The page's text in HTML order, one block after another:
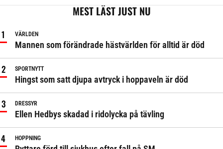
MEST LÄST JUST NU
VÄRLDEN
Mannen som förändrade hästvärlden för alltid är död
SPORTNYTT
Hingst som satt djupa avtryck i hoppaveln är död
DRESSYR
Ellen Hedbys skadad i ridolycka på tävling
HOPPNING